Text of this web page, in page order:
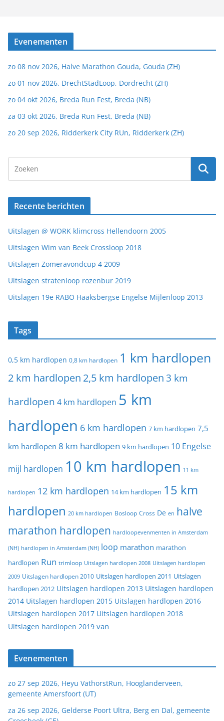
Evenementen
zo 08 nov 2026, Halve Marathon Gouda, Gouda (ZH)
zo 01 nov 2026, DrechtStadLoop, Dordrecht (ZH)
zo 04 okt 2026, Breda Run Fest, Breda (NB)
za 03 okt 2026, Breda Run Fest, Breda (NB)
zo 20 sep 2026, Ridderkerk City RUn, Ridderkerk (ZH)
Recente berichten
Uitslagen @ WORK klimcross Hellendoorn 2005
Uitslagen Wim van Beek Crossloop 2018
Uitslagen Zomeravondcup 4 2009
Uitslagen stratenloop rozenbur 2019
Uitslagen 19e RABO Haaksbergse Engelse Mijlenloop 2013
Tags
0,5 km hardlopen 0,8 km hardlopen 1 km hardlopen
2 km hardlopen 2,5 km hardlopen 3 km
hardlopen 4 km hardlopen 5 km
hardlopen 6 km hardlopen 7 km hardlopen 7,5
km hardlopen 8 km hardlopen 9 km hardlopen 10 Engelse
mijl hardlopen 10 km hardlopen 11 km
hardlopen 12 km hardlopen 14 km hardlopen 15 km
hardlopen 20 km hardlopen Bosloop Cross De en halve
marathon hardlopen hardloopevenmenten in Amsterdam
(NH) hardlopen in Amsterdam (NH) loop marathon marathon
hardlopen Run trimloop Uitslagen hardlopen 2008 Uitslagen hardlopen
2009 Uitslagen hardlopen 2010 Uitslagen hardlopen 2011 Uitslagen
hardlopen 2012 Uitslagen hardlopen 2013 Uitslagen hardlopen
2014 Uitslagen hardlopen 2015 Uitslagen hardlopen 2016
Uitslagen hardlopen 2017 Uitslagen hardlopen 2018
Uitslagen hardlopen 2019 van
Evenementen
zo 27 sep 2026, Heyu VathorstRun, Hooglanderveen,
gemeente Amersfoort (UT)
za 26 sep 2026, Gelderse Poort Ultra, Berg en Dal, gemeente